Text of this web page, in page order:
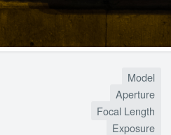
Model
Aperture
Focal Length
Exposure